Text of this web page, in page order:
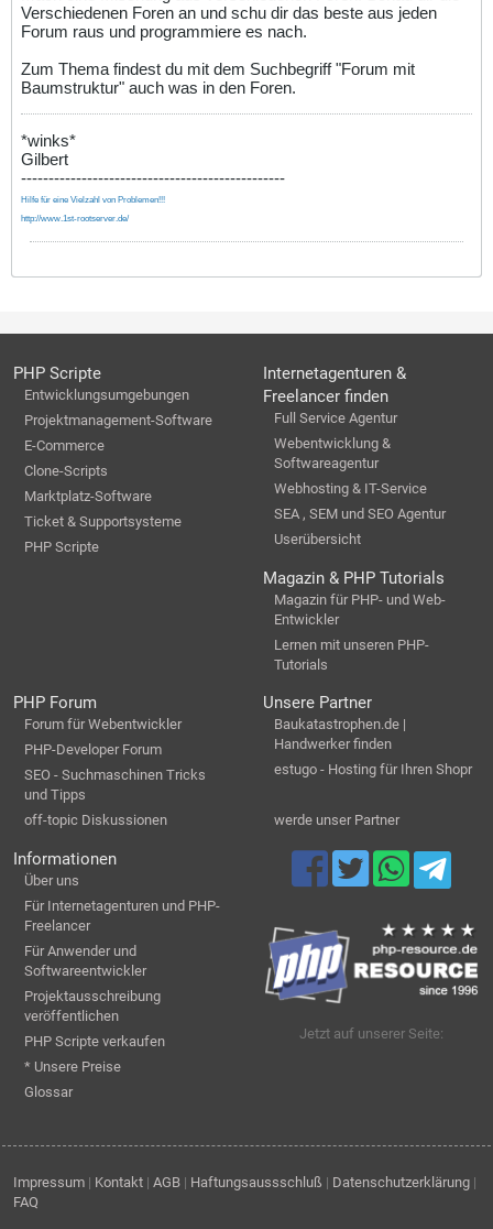
Verschiedenen Foren an und schu dir das beste aus jeden
Forum raus und programmiere es nach.
Zum Thema findest du mit dem Suchbegriff "Forum mit
Baumstruktur" auch was in den Foren.
*winks*
Gilbert
------------------------------------------------
Hilfe für eine Vielzahl von Problemen!!!
http://www.1st-rootserver.de/
PHP Scripte
Entwicklungsumgebungen
Projektmanagement-Software
E-Commerce
Clone-Scripts
Marktplatz-Software
Ticket & Supportsysteme
PHP Scripte
Internetagenturen &
Freelancer finden
Full Service Agentur
Webentwicklung &
Softwareagentur
Webhosting & IT-Service
SEA , SEM und SEO Agentur
Userübersicht
Magazin & PHP Tutorials
Magazin für PHP- und Web-
Entwickler
Lernen mit unseren PHP-
Tutorials
PHP Forum
Forum für Webentwickler
PHP-Developer Forum
SEO - Suchmaschinen Tricks
und Tipps
off-topic Diskussionen
Unsere Partner
Baukatastrophen.de |
Handwerker finden
estugo - Hosting für Ihren Shopr
werde unser Partner
Informationen
Über uns
Für Internetagenturen und PHP-
Freelancer
Für Anwender und
Softwareentwickler
Projektausschreibung
veröffentlichen
PHP Scripte verkaufen
* Unsere Preise
Glossar
Jetzt auf unserer Seite:
Impressum | Kontakt | AGB | Haftungsaussschluß | Datenschutzerklärung |
FAQ